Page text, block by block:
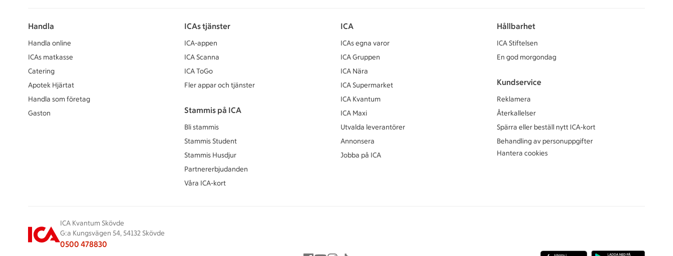
Handla
Handla online
ICAs matkasse
Catering
Apotek Hjärtat
Handla som företag
Gaston
ICAs tjänster
ICA-appen
ICA Scanna
ICA ToGo
Fler appar och tjänster
Stammis på ICA
Bli stammis
Stammis Student
Stammis Husdjur
Partnererbjudanden
Våra ICA-kort
ICA
ICAs egna varor
ICA Gruppen
ICA Nära
ICA Supermarket
ICA Kvantum
ICA Maxi
Utvalda leverantörer
Annonsera
Jobba på ICA
Hållbarhet
ICA Stiftelsen
En god morgondag
Kundservice
Reklamera
Återkallelser
Spärra eller beställ nytt ICA-kort
Behandling av personuppgifter
Hantera cookies
ICA Kvantum Skövde
G:a Kungsvägen 54, 54132 Skövde
0500 478830